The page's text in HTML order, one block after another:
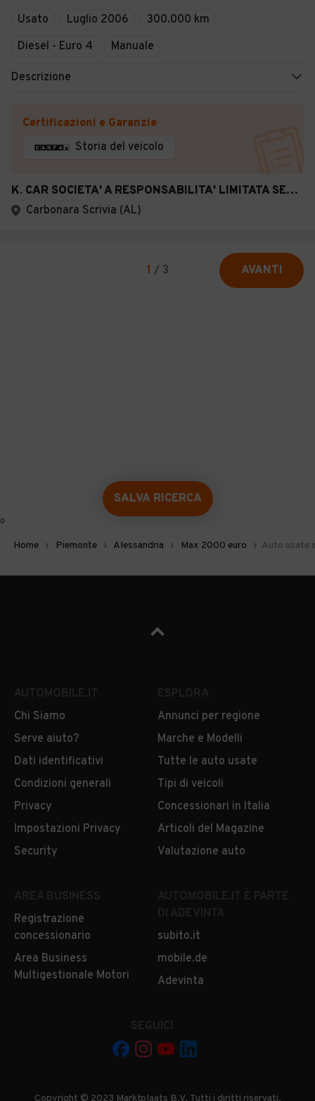
Usato Luglio 2006
300.000 km
Diesel - Euro 4
Manuale
Descrizione
Certificazioni e Garanzie
Storia del veicolo
K. CAR SOCIETA' A RESPONSABILITA' LIMITATA SEMPLIFICATA
Carbonara Scrivia (AL)
1 / 3 AVANTI
SALVA RICERCA
0
Home Piemonte Alessandria Max 2000 euro Auto usate
Chi Siamo
Serve aiuto?
Dati identificativi
Condizioni generali
Privacy
Impostazioni Privacy
Security
Annunci per regione
Marche e Modelli
Tutte le auto usate
Tipi di veicoli
Concessionari in Italia
Articoli del Magazine
Valutazione auto
Registrazione
concessionario
Area Business
Multigestionale Motori
subito.it
mobile.de
Adevinta
Copyright © 2023 Marktplaats B.V. Tutti i diritti riservati.